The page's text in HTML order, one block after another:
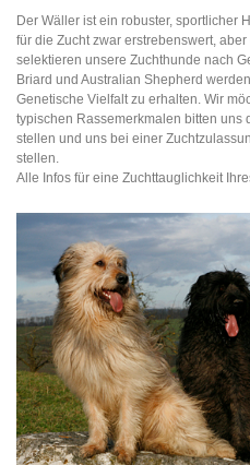
Der Wäller ist ein robuster, sportlicher
für die Zucht zwar erstrebenswert,
selektieren unsere Zuchthunde nach
Briard und Australian Shepherd
Genetische Vielfalt zu erhalten. Wir
typischen Rassemerkmalen bitten uns
stellen und uns bei einer
stellen.
Alle Infos für eine Zuchttauglichkeit